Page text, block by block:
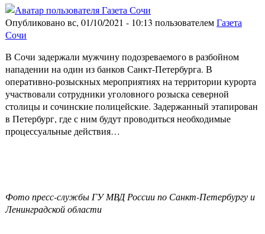
Опубликовано вс, 01/10/2021 - 10:13 пользователемГазета
Сочи
В Сочи задержали мужчину подозреваемого в разбойном
нападении на один из банков Санкт-Петербурга. В
оперативно-розыскных мероприятиях на территории курорта
участвовали сотрудники уголовного розыска северной
столицы и сочинские полицейские. Задержанный этапирован
в Петербург, где с ним будут проводиться необходимые
процессуальные действия…
Фото пресс-службы ГУ МВД России по Санкт-Петербургу и
Ленинградской области